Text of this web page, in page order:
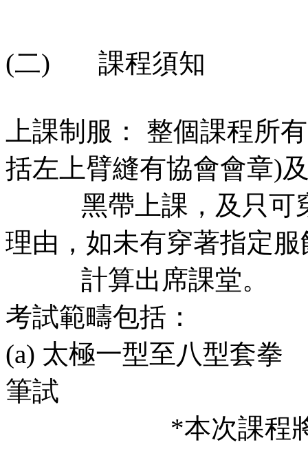
(二) 課程須知
上課制服： 整個課程所
括左上臂縫有協會會章)
黑帶上課，及只可穿
理由，如未有穿著指定
計算出席課堂。
考試範疇包括：
(a) 太極一型至八型
筆試
*本次課程將會